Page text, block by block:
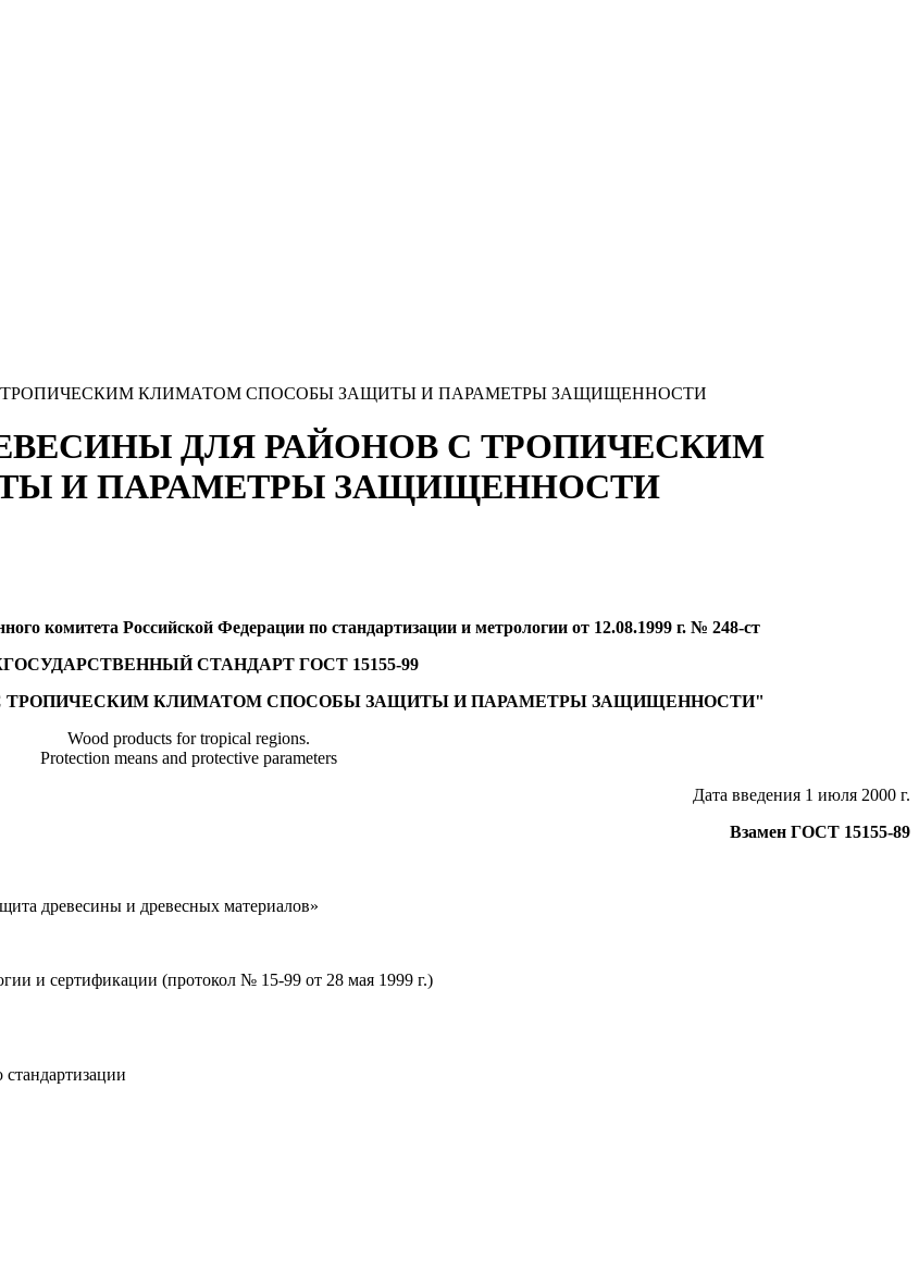
С ТРОПИЧЕСКИМ КЛИМАТОМ СПОСОБЫ ЗАЩИТЫ И ПАРАМЕТРЫ ЗАЩИЩЕННОСТИ
ДЛЯ РАЙОНОВ С ТРОПИЧЕСКИМ
И ПАРАМЕТРЫ ЗАЩИЩЕННОСТИ
комитета Российской Федерации по стандартизации и метрологии от 12.08.1999 г. № 248-ст
СТАНДАРТ ГОСТ 15155-99
ТРОПИЧЕСКИМ КЛИМАТОМ СПОСОБЫ ЗАЩИТЫ И ПАРАМЕТРЫ ЗАЩИЩЕННОСТИ"
Wood products for tropical regions.
Protection means and protective parameters
Дата введения 1 июля 2000 г.
Взамен ГОСТ 15155-89
древесины и древесных материалов»
и сертификации (протокол № 15-99 от 28 мая 1999 г.)